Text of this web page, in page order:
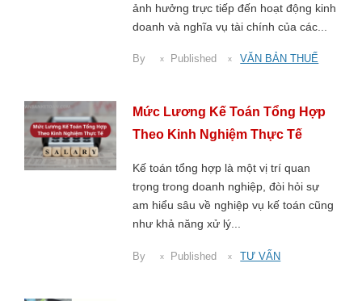
ảnh hưởng trực tiếp đến hoạt động kinh
doanh và nghĩa vụ tài chính của các...
By Published VĂN BẢN THUẾ
Mức Lương Kế Toán Tổng Hợp
Theo Kinh Nghiệm Thực Tế
Kế toán tổng hợp là một vị trí quan
trọng trong doanh nghiệp, đòi hỏi sự
am hiểu sâu về nghiệp vụ kế toán cũng
như khả năng xử lý...
By Published TƯ VẤN